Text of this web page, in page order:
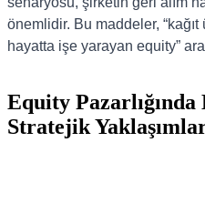
önemlidir. Bu maddeler,
hayatta işe yarayan equity”
Equity
Stratejik